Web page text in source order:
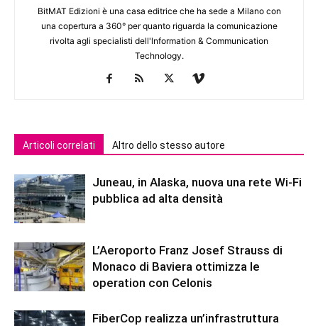
BitMAT Edizioni è una casa editrice che ha sede a Milano con
una copertura a 360° per quanto riguarda la comunicazione
rivolta agli specialisti dell'lnformation & Communication
Technology.
Articoli correlati Altro dello stesso autore
Juneau, in Alaska, nuova una rete Wi-Fi
pubblica ad alta densità
L’Aeroporto Franz Josef Strauss di
Monaco di Baviera ottimizza le
operation con Celonis
FiberCop realizza un’infrastruttura